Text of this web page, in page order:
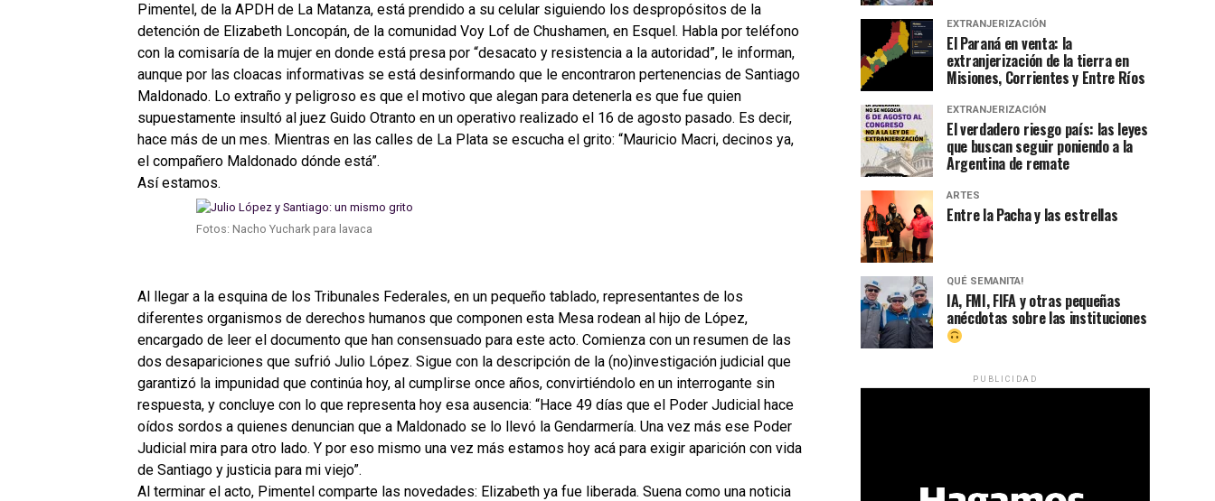
Pimentel, de la APDH de La Matanza, está prendido a su celular siguiendo los despropósitos de la
detención de Elizabeth Loncopán, de la comunidad Voy Lof de Chushamen, en Esquel. Habla por teléfono
con la comisaría de la mujer en donde está presa por “desacato y resistencia a la autoridad”, le informan,
aunque por las cloacas informativas se está desinformando que le encontraron pertenencias de Santiago
Maldonado. Lo extraño y peligroso es que el motivo que alegan para detenerla es que fue quien
supuestamente insultó al juez Guido Otranto en un operativo realizado el 16 de agosto pasado. Es decir,
hace más de un mes. Mientras en las calles de La Plata se escucha el grito: “Mauricio Macri, decinos ya,
el compañero Maldonado dónde está”.
Así estamos.
Fotos: Nacho Yuchark para lavaca
Al llegar a la esquina de los Tribunales Federales, en un pequeño tablado, representantes de los
diferentes organismos de derechos humanos que componen esta Mesa rodean al hijo de López,
encargado de leer el documento que han consensuado para este acto. Comienza con un resumen de las
dos desapariciones que sufrió Julio López. Sigue con la descripción de la (no)investigación judicial que
garantizó la impunidad que continúa hoy, al cumplirse once años, convirtiéndolo en un interrogante sin
respuesta, y concluye con lo que representa hoy esa ausencia: “Hace 49 días que el Poder Judicial hace
oídos sordos a quienes denuncian que a Maldonado se lo llevó la Gendarmería. Una vez más ese Poder
Judicial mira para otro lado. Y por eso mismo una vez más estamos hoy acá para exigir aparición con vida
de Santiago y justicia para mi viejo”.
Al terminar el acto, Pimentel comparte las novedades: Elizabeth ya fue liberada. Suena como una noticia
EXTRANJERIZACIÓN
El Paraná en venta: la
extranjerización de la tierra en
Misiones, Corrientes y Entre Ríos
EXTRANJERIZACIÓN
El verdadero riesgo país: las leyes
que buscan seguir poniendo a la
Argentina de remate
ARTES
Entre la Pacha y las estrellas
QUÉ SEMANITA!
IA, FMI, FIFA y otras pequeñas
anécdotas sobre las instituciones
PUBLICIDAD